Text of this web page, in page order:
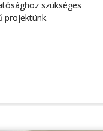
szükséges
projektünk.